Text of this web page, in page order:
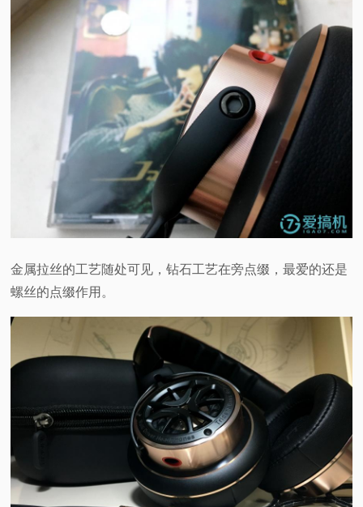
金属拉丝的工艺随处可见，钻石工艺在旁点缀，最爱的还是
螺丝的点缀作用。